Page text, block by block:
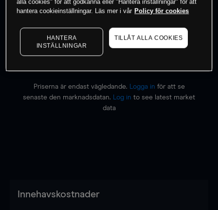
Priserna är endast vägledande. Logga in för att se
senaste den marknadsdatan.
Log in to see latest market
data
Innehavskostnader
alla cookies" för att godkänna eller "Hantera inställningar" för att
hantera cookieinställningar. Läs mer i vår Policy för cookies
HANTERA
INSTÄLLNINGAR
TILLÅT ALLA COOKIES